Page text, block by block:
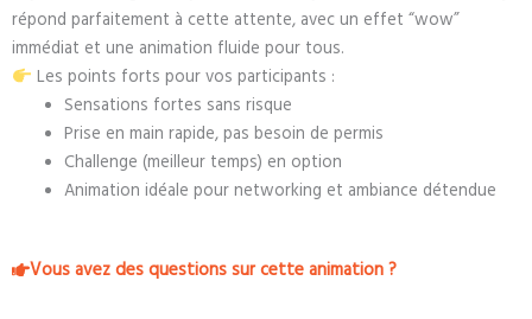
répond parfaitement à cette attente, avec un effet “wow”
immédiat et une animation fluide pour tous.
Les points forts pour vos participants :
Sensations fortes sans risque
Prise en main rapide, pas besoin de permis
Challenge (meilleur temps) en option
Animation idéale pour networking et ambiance détendue
Vous avez des questions sur cette animation ?